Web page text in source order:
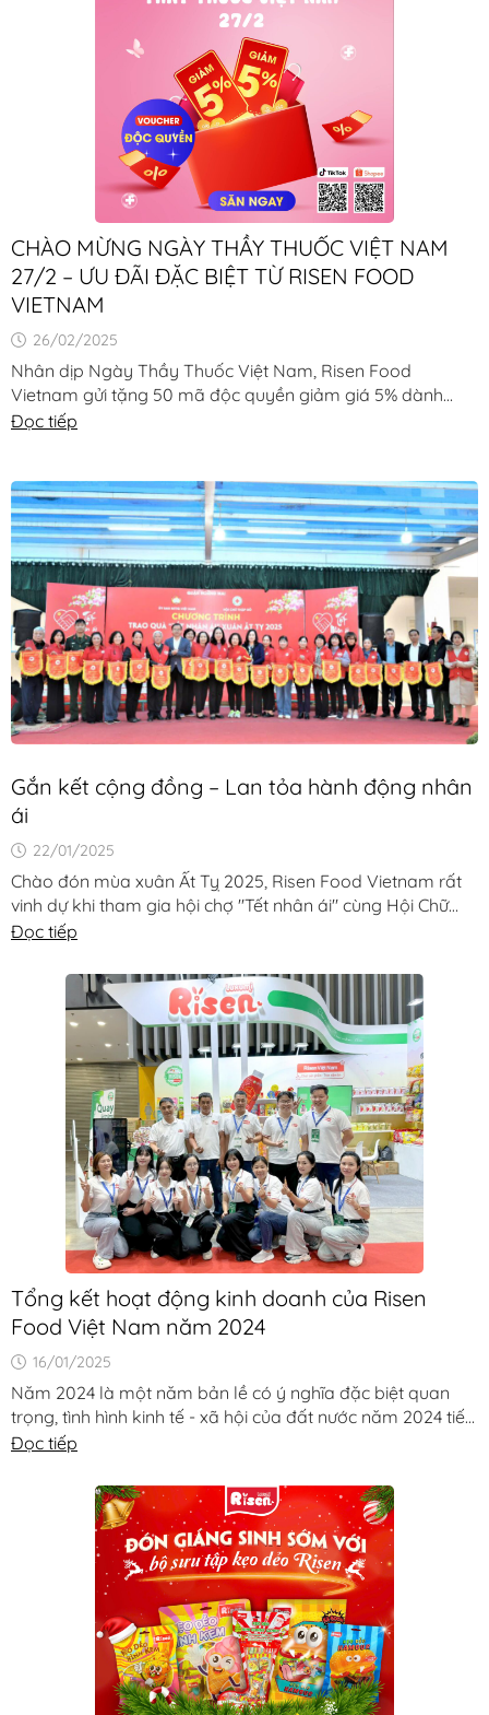
CHÀO MỪNG NGÀY THẦY THUỐC VIỆT NAM
27/2 – ƯU ĐÃI ĐẶC BIỆT TỪ RISEN FOOD
VIETNAM
26/02/2025
Nhân dịp Ngày Thầy Thuốc Việt Nam, Risen Food
Vietnam gửi tặng 50 mã độc quyền giảm giá 5% dành
Đọc tiếp
Gắn kết cộng đồng – Lan tỏa hành động nhân
ái
22/01/2025
Chào đón mùa xuân Ất Tỵ 2025, Risen Food Vietnam rất
vinh dự khi tham gia hội chợ "Tết nhân ái" cùng Hội Chữ
thập đỏ quận Hoàng [...]
Đọc tiếp
Tổng kết hoạt động kinh doanh của Risen
Food Việt Nam năm 2024
16/01/2025
Năm 2024 là một năm bản lề có ý nghĩa đặc biệt quan
trọng, tình hình kinh tế - xã hội của đất nước năm 2024 tiếp
tục [...]
Đọc tiếp